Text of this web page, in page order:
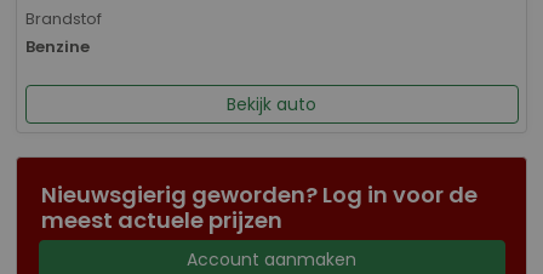
Brandstof
Benzine
Bekijk auto
Nieuwsgierig geworden? Log in voor de
meest actuele prijzen
Account aanmaken